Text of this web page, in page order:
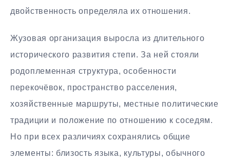
двойственность определяла их отношения.
Жузовая организация выросла из длительного
исторического развития степи. За ней стояли
родоплеменная структура, особенности
перекочёвок, пространство расселения,
хозяйственные маршруты, местные политические
традиции и положение по отношению к соседям.
Но при всех различиях сохранялись общие
элементы: близость языка, культуры, обычного